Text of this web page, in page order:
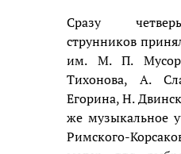
Сразу
струнников
им. М. П.
Тихонова, А.
Егорина, Н.
же музыкальное
Римского-